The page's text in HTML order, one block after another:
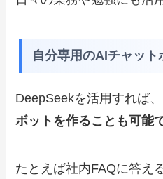
自分専用のAIチャット
DeepSeekを活用すれば、
ボットを作ることも可能
たとえば社内FAQに答え